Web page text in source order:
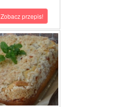
Zobacz przepis!